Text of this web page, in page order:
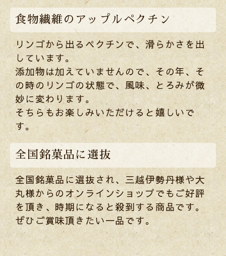
食物繊維のアップルペクチン
リンゴから出るペクチンで、滑らかさを出
しています。
添加物は加えていませんので、その年、そ
の時のリンゴの状態で、風味、とろみが微
妙に変わります。
そちらもお楽しみいただけると嬉しいで
す。
全国銘菓品に選抜
全国銘菓品に選抜され、三越伊勢丹様や大
丸様からのオンラインショップでもご好評
を頂き、時期になると殺到する商品です。
ぜひご賞味頂きたい一品です。